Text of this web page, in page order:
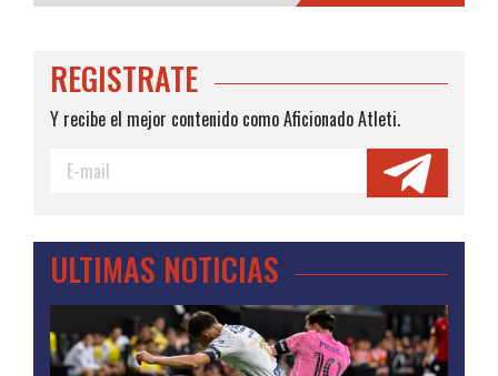
REGISTRATE
Y recibe el mejor contenido como Aficionado Atleti.
ULTIMAS NOTICIAS